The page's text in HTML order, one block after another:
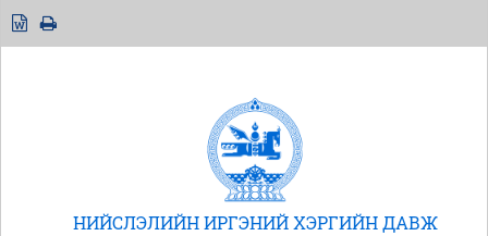
НИЙСЛЭЛИЙН ИРГЭНИЙ ХЭРГИЙН ДАВЖ